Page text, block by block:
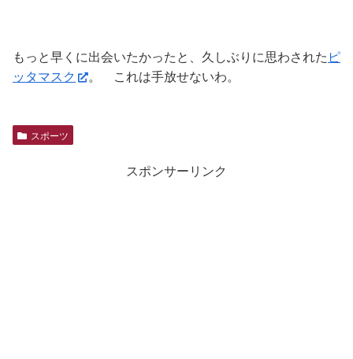
もっと早くに出会いたかったと、久しぶりに思わされた ピ
ッタマスク
。 これは手放せないわ。
スポーツ
スポンサーリンク